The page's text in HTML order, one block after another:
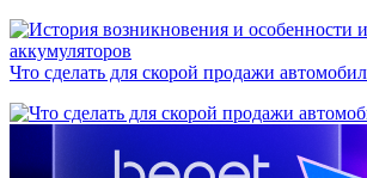
Что сделать для скорой продажи